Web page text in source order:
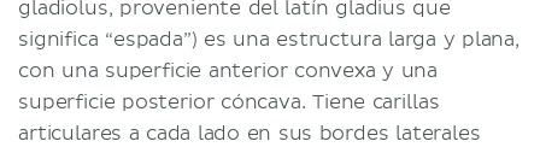
gladiolus, proveniente del latín gladius que
significa “espada”) es una estructura larga y plana,
con una superficie anterior convexa y una
superficie posterior cóncava. Tiene carillas
articulares a cada lado en sus bordes laterales